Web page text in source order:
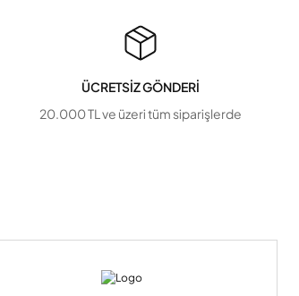
ÜCRETSİZ GÖNDERİ
20.000 TL ve üzeri tüm siparişlerde